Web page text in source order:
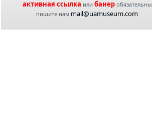
активная ссылка или банеробязательны
пишите нам mail@uamuseum.com